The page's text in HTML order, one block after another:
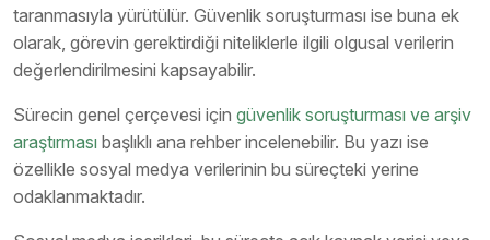
taranmasıyla yürütülür. Güvenlik soruşturması ise buna ek
olarak, görevin gerektirdiği niteliklerle ilgili olgusal verilerin
değerlendirilmesini kapsayabilir.
Sürecin genel çerçevesi için güvenlik soruşturması ve arşiv
araştırması başlıklı ana rehber incelenebilir. Bu yazı ise
özellikle sosyal medya verilerinin bu süreçteki yerine
odaklanmaktadır.